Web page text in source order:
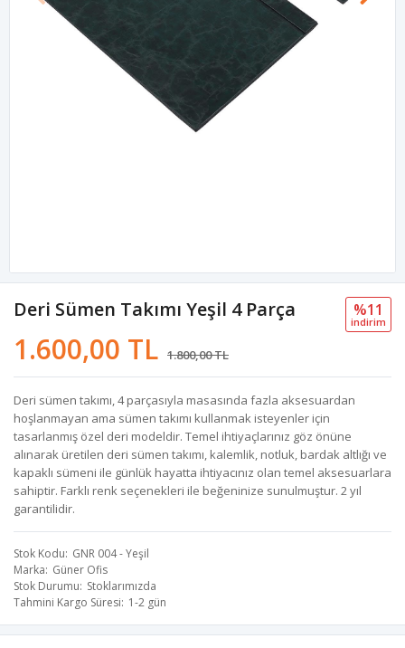
Deri Sümen Takımı Yeşil 4 Parça
1.600,00 TL 1.800,00 TL
%11
i̇ndi̇ri̇m
Deri sümen takımı, 4 parçasıyla masasında fazla aksesuardan
hoşlanmayan ama sümen takımı kullanmak isteyenler için
tasarlanmış özel deri modeldir. Temel ihtiyaçlarınız göz önüne
alınarak üretilen deri sümen takımı, kalemlik, notluk, bardak altlığı ve
kapaklı sümeni ile günlük hayatta ihtiyacınız olan temel aksesuarlara
sahiptir. Farklı renk seçenekleri ile beğeninize sunulmuştur. 2 yıl
garantilidir.
Stok Kodu GNR 004 - Yeşil
Marka Güner Ofis
Stok Durumu Stoklarımızda
Tahmini Kargo Süresi 1-2 gün